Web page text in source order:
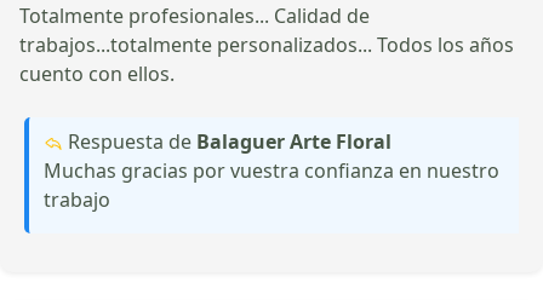
Totalmente profesionales... Calidad de
trabajos...totalmente personalizados... Todos los años
cuento con ellos.
Respuesta de Balaguer Arte Floral
Muchas gracias por vuestra confianza en nuestro
trabajo